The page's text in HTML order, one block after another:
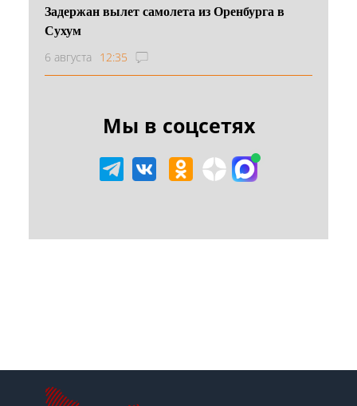
Задержан вылет самолета из Оренбурга в
Сухум
6 августа 12:35
Мы в соцсетях